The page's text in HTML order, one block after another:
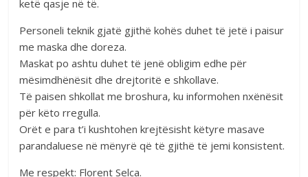
ketë qasje në të.
Personeli teknik gjatë gjithë kohës duhet të jetë i paisur
me maska dhe doreza.
Maskat po ashtu duhet të jenë obligim edhe për
mësimdhënësit dhe drejtoritë e shkollave.
Të paisen shkollat me broshura, ku informohen nxënësit
për këto rregulla.
Orët e para t’i kushtohen krejtësisht këtyre masave
parandaluese në mënyrë që të gjithë të jemi konsistent.
Me respekt: Florent Selca.